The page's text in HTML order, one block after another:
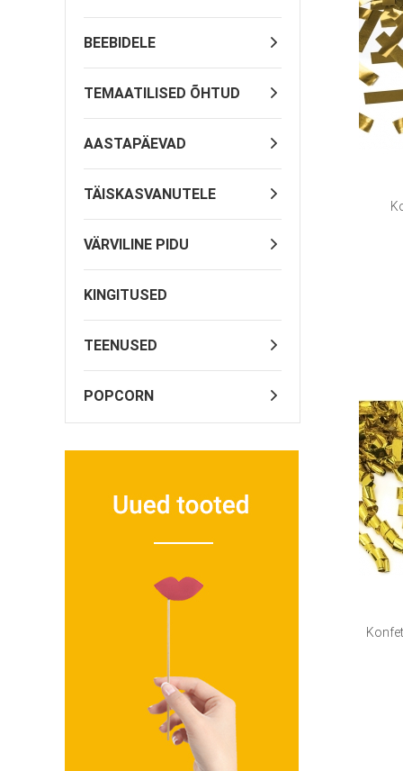
BEEBIDELE
TEMAATILISED ÕHTUD
AASTAPÄEVAD
TÄISKASVANUTELE
VÄRVILINE PIDU
KINGITUSED
TEENUSED
POPCORN